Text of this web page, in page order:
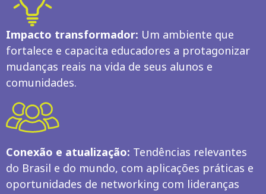
Impacto transformador: Um ambiente que
fortalece e capacita educadores a protagonizar
mudanças reais na vida de seus alunos e
comunidades.
Conexão e atualização: Tendências relevantes
do Brasil e do mundo, com aplicações práticas e
oportunidades de networking com lideranças